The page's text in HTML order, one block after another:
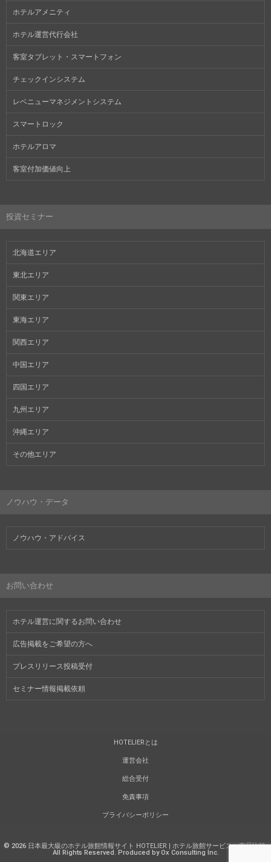
ホテルアメニティ
ホテル運営代行会社
客室タブレット・スマートフォン
チェックインシステム
レベニューマネジメントシステム
スマートロック
ホテルアロマ
客室付加価値向上
投資セミナー
北海道エリア
東北エリア
関東エリア
東海エリア
関西エリア
中国エリア
四国エリア
九州エリア
沖縄エリア
その他エリア
ノウハウ・データ
ノウハウ・アドバイス
お問い合わせ
ホテル運営に関するお問い合わせ
広告掲載をご希望の方へ
プレスリリース投稿受付
セミナー情報掲載依頼
HOTELIERとは
運営会社
総合受付
免責事項
プライバシーポリシー
© 2026 日本最大級のホテル旅館情報サイト HOTELIER | ホテル旅館サービス・商品比較.
All Rights Reserved. Produced by Ox Consulting Inc.